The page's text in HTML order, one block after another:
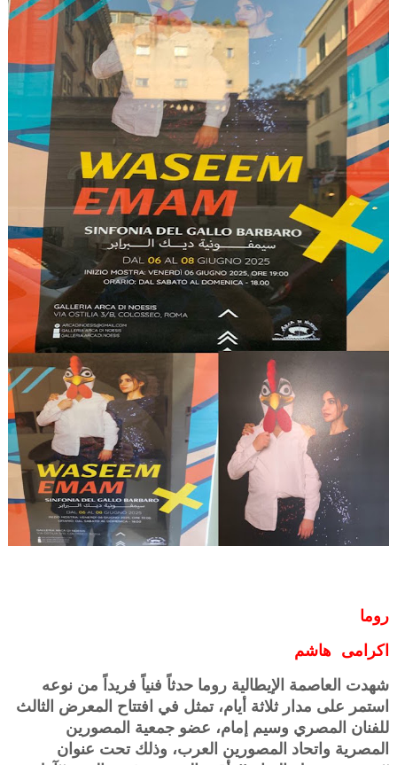
روما
اكرامى هاشم
شهدت العاصمة الإيطالية روما حدثاً فنياً فريداً من نوعه
استمر على مدار ثلاثة أيام، تمثل في افتتاح المعرض الثالث
للفنان المصري وسيم إمام، عضو جمعية المصورين
المصرية واتحاد المصورين العرب، وذلك تحت عنوان